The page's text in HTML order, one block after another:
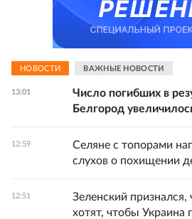
НОВОСТИ ВАЖНЫЕ НОВОСТИ
13:01
Число погибших в
Белгород
12:59
Селяне с топорами
слухов о похищении
12:51
Зеленский признался,
хотят, чтобы Украина